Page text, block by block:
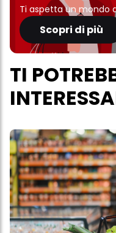
Ti aspetta un mondo
Scopri di più
TI